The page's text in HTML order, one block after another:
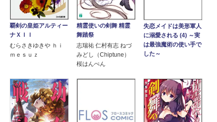
覇剣の皇姫アルティー
ナＸＩＩ
むらさきゆきや ｈｉ
ｍｅｓｕｚ
精霊使いの剣舞 精霊
舞踏祭
志瑞祐 仁村有志 ねづ
みどし（Chiptune）
桜はんぺん
失恋メイドは美形軍人
に溺愛される (4) ～実
は最強魔術の使い手で
した～